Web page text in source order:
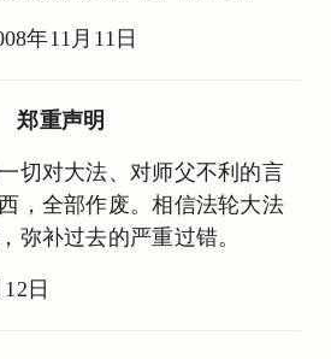
年11月11日
郑重声明
切对大法、对师父不利的言
，全部作废。相信法轮大法
弥补过去的严重过错。
日